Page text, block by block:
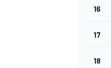
16
17
18